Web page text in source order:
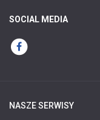
SOCIAL MEDIA
NASZE SERWISY